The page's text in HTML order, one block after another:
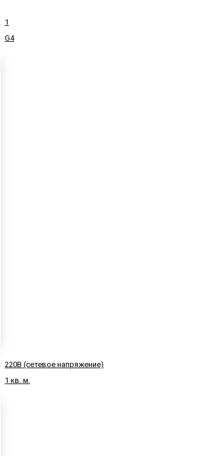
1
G4
220В (сетевое напряжение)
1 кв. м.